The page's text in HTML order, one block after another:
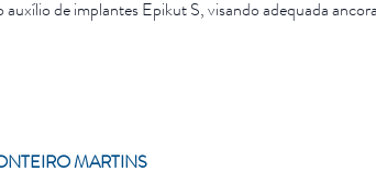
de implantes Epikut S, visando adequada
MARTINS